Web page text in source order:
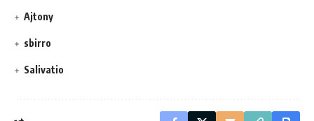
Ajtony
sbirro
Salivatio